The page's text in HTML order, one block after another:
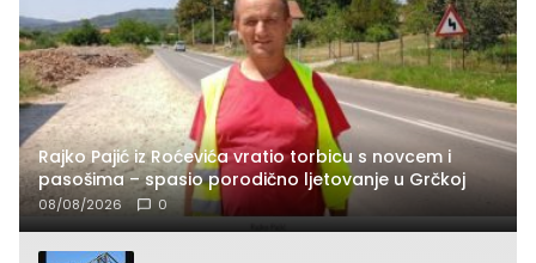
Rajko Pajić iz Roćevića vratio torbicu s novcem i
pasošima – spasio porodično ljetovanje u Grčkoj
08/08/2026 0